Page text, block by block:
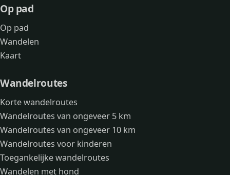
Op pad
Op pad
Wandelen
Kaart
Wandelroutes
Korte wandelroutes
Wandelroutes van ongeveer 5 km
Wandelroutes van ongeveer 10 km
Wandelroutes voor kinderen
Toegankelijke wandelroutes
Wandelen met hond